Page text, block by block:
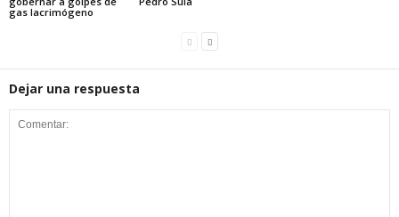
gas lacrimógeno
Dejar una respuesta